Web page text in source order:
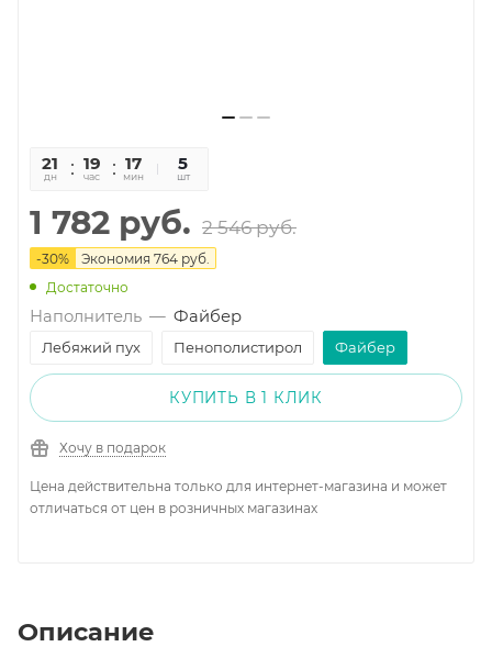
21
дн
19
час
17
мин
25
сек
5
шт
1 782 руб. 2 546руб.
-30% Экономия 764 руб.
Достаточно
Наполнитель — Файбер
Лебяжий пух Пенополистирол Файбер
КУПИТЬ В 1 КЛИК
Хочу в подарок
Цена действительна только для интернет-магазина и может
отличаться от цен в розничных магазинах
Описание